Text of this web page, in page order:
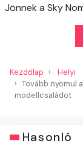
Jönnek a Sky
Kezdőlap
Helyi
Tovább nyomul
modellcsaládot
Hasonló